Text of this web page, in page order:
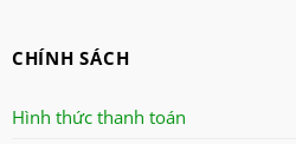
oulai
Panasonic
CHÍNH SÁCH
Hình thức thanh toán